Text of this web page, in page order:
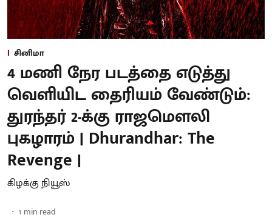
சினிமா
4 மணி நேர படத்தை எடுத்து
வெளியிட தைரியம் வேண்டும்:
துரந்தர் 2-க்கு ராஜமௌலி
புகழாரம் | Dhurandhar: The
Revenge |
கிழக்கு நியூஸ்
1 min read